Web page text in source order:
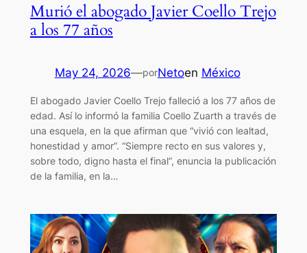
Murió el abogado Javier Coello Trejo
a los 77 años
May 24, 2026—porNetoen México
El abogado Javier Coello Trejo falleció a los 77 años de
edad. Así lo informó la familia Coello Zuarth a través de
una esquela, en la que afirman que “vivió con lealtad,
honestidad y amor”. “Siempre recto en sus valores y,
sobre todo, digno hasta el final”, enuncia la publicación
de la familia, en la…